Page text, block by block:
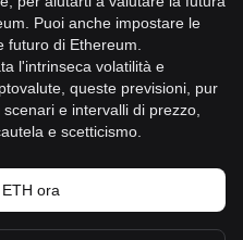
Puoi anche impostare le
di Ethereum.
l'intrinseca volatilità e
queste previsioni, pur
e intervalli di prezzo,
e scetticismo.
ora